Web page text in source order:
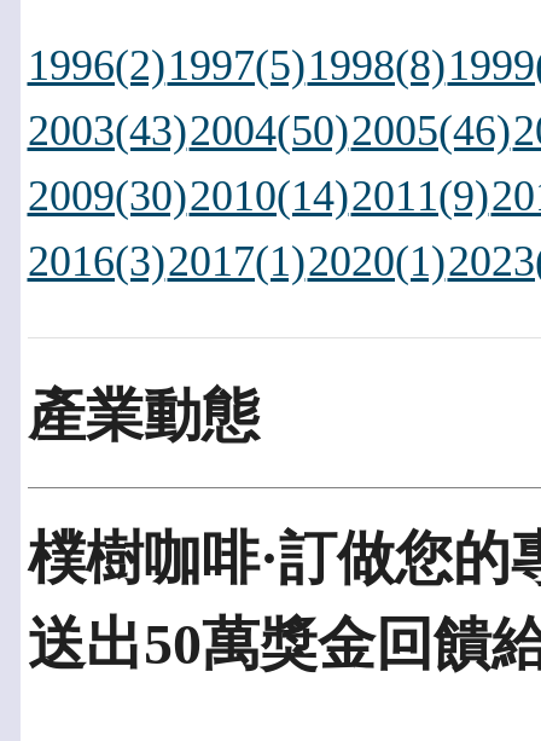
1996(2)1997(5)1998(8)
2003(43)2004(50)2005(46)
2009(30)2010(14)2011(9)
2016(3)2017(1)2020(1)
產業動態
樸樹咖啡·訂做您的
送出50萬獎金回饋